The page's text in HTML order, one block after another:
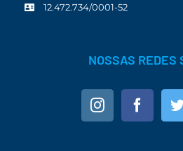
12.472.734/0001-52
NOSSAS REDES